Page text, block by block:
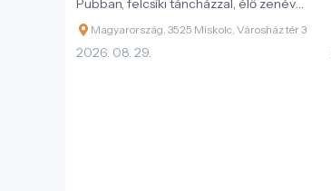
Pubban, felcsíki táncházzal, élő zenével
és változatos magyar néptáncokkal.
Magyarország, 3525 Miskolc, Városház tér 3
2026. 08. 29.